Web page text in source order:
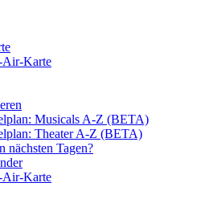
Air-Karte
Musicals A-Z (BETA)
Theater A-Z (BETA)
nächsten Tagen?
Air-Karte